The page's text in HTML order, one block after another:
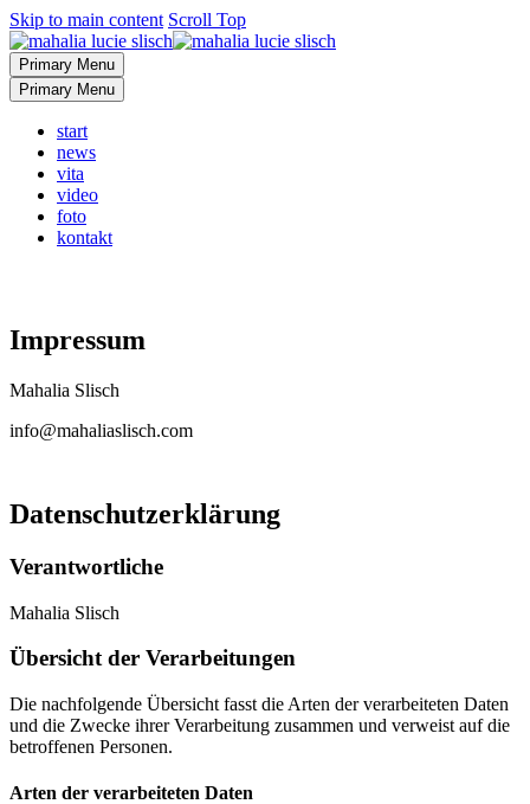
Skip to main content Scroll Top
Primary Menu
Primary Menu
start
news
vita
video
foto
kontakt
Impressum
Mahalia Slisch
info@mahaliaslisch.com
Datenschutzerklärung
Verantwortliche
Mahalia Slisch
Übersicht der Verarbeitungen
Die nachfolgende Übersicht fasst die Arten der verarbeiteten Daten
und die Zwecke ihrer Verarbeitung zusammen und verweist auf die
betroffenen Personen.
Arten der verarbeiteten Daten